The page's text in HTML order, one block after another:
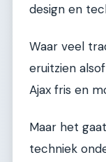
design en
Waar veel
eruitzien
Ajax fris en
Maar het
techniek